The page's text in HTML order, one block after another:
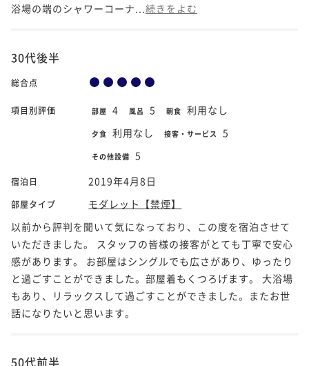
浴場の端のシャワーコーナ... 続きをよむ
30代後半
総合点
項目別評価 部屋 4 風呂 5 朝食 利用なし
夕食 利用なし 接客・サービス 5
その他設備 5
宿泊日 2019年4月8日
部屋タイプ
モダレット【禁煙】
以前から評判を聞いて気になっており、この度を宿泊させて
いただきました。 スタッフの皆様の接客がとても丁寧で安心
感があります。 お部屋はシングルでも広さがあり、ゆったり
と過ごすことができました。部屋着もくつろげます。 大浴場
もあり、リラックスして過ごすことができました。またお世
話になりたいと思います。
50代前半